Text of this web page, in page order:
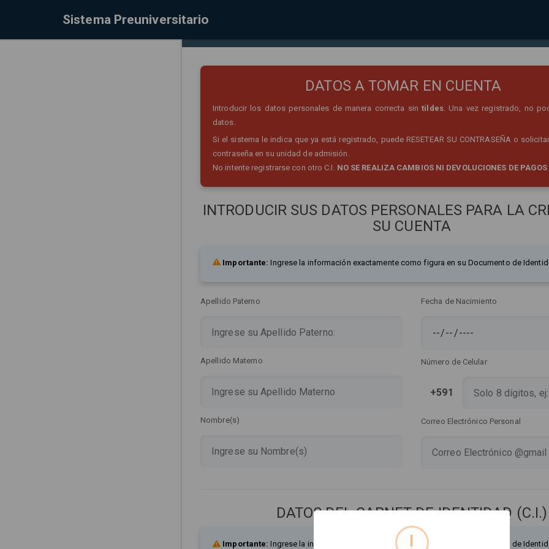
Sistema Preuniversitario
DATOS A TOMAR EN CUENTA
Introducir los datos personales de manera correcta sintildes. Una vez registrado, no
datos.
Si el sistema le indica que ya está registrado, puede RESETEAR SU CONTRASEÑA o
contraseña en su unidad de admisión.
No intente registrarse con otro C.I. NO SE REALIZA CAMBIOS NI DEVOLUCIONES DE
INTRODUCIR SUS DATOS PERSONALES PARA LA
SU CUENTA
Importante: Ingrese la información exactamente como figura en su Documento de
Apellido Paterno
Apellido Materno
Nombre(s)
Fecha de Nacimiento
Número de Celular
+591
Correo Electrónico Personal
DATOS DEL CARNET DE IDENTIDAD (C.I.)
Importante: Ingrese la información exactamente como figura en su Documento de
!